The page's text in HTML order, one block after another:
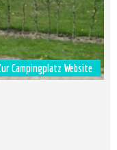
Campingplatz Website